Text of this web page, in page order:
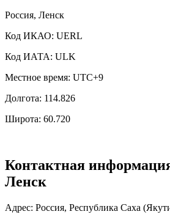
Россия, Ленск
Код ИКАО: UERL
Код ИАТА: ULK
Местное время: UTC+9
Долгота: 114.826
Широта: 60.720
Контактная
Ленск
Адрес: Россия, Республика Саха